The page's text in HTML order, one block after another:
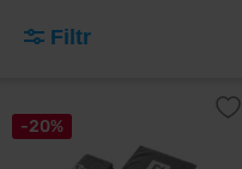
Filtr
-20%